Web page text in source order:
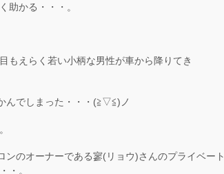
助かる・・・。
もえらく若い小柄な男性が車から降りてき
んでしまった・・・(≧▽≦)ノ
のオーナーである寥(リョウ)さんのプライベート
・。